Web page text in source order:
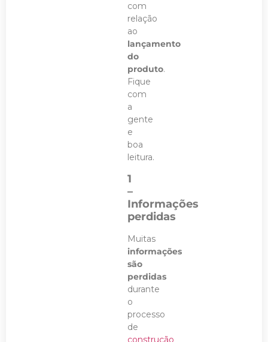
com
relação
ao
lançamento
do
produto.
Fique
com
a
gente
e
boa
leitura.
1
–
Informações
perdidas
Muitas
informações
são
perdidas
durante
o
processo
de
construção